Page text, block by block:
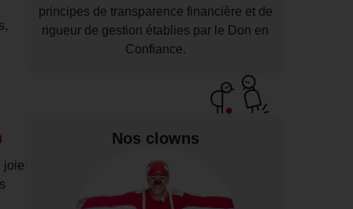
joie
principes de transparence financière et de
rigueur de gestion établies par le Don en
Confiance.
Nos clowns